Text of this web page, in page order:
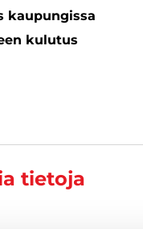
kaupungissa
kulutus
tietoja